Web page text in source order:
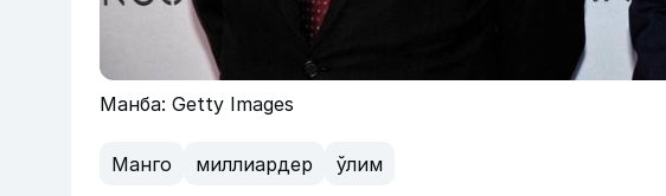
Манба: Getty Images
Манго миллиардер ўлим